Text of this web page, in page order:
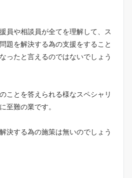
員や相談員が全てを理解して、ス
題を解決する為の支援をすること
ったと言えるのではないでしょう
ことを答えられる様なスペシャリ
至難の業です。
決する為の施策は無いのでしょう